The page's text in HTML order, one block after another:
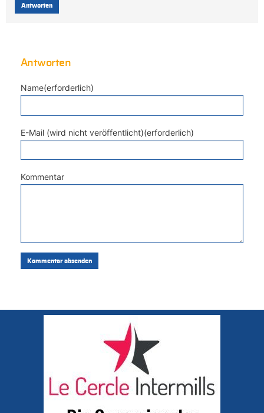
Antworten
Antworten
Name(erforderlich)
E-Mail (wird nicht veröffentlicht)(erforderlich)
Kommentar